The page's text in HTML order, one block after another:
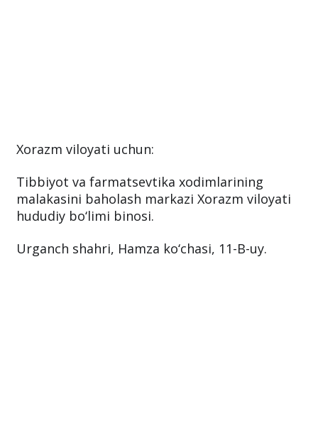
Xorazm viloyati uchun:
Tibbiyot va farmatsevtika xodimlarining
malakasini baholash markazi Xorazm viloyati
hududiy bo‘limi binosi.
Urganch shahri, Hamza ko‘chasi, 11-B-uy.